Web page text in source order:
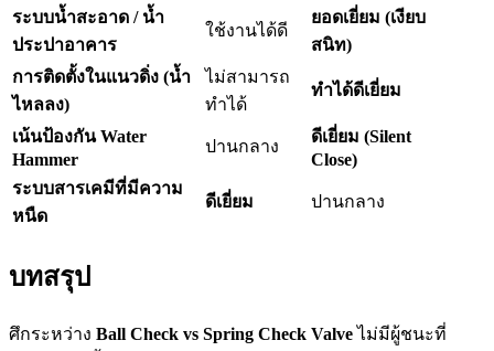
ระบบน้ำสะอาด / น้ำ
ประปาอาคาร
ใช้งานได้ดี
ยอดเยี่ยม (เงียบ
สนิท)
การติดตั้งในแนวดิ่ง (น้ำ
ไหลลง)
ไม่สามารถ
ทำได้
ทำได้ดีเยี่ยม
เน้นป้องกัน Water
Hammer
ปานกลาง
ดีเยี่ยม (Silent
Close)
ระบบสารเคมีที่มีความ
หนืด
ดีเยี่ยม ปานกลาง
บทสรุป
ศึกระหว่าง Ball Check vs Spring Check Valveไม่มีผู้ชนะที่